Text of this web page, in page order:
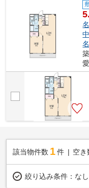
該当物件数 1件 空き
絞り込み条件： なし